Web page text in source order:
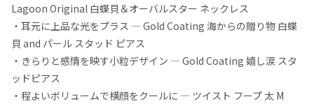
Lagoon Original 白蝶貝＆オーバルスター ネックレス
・耳元に上品な光をプラス — Gold Coating 海からの贈り物 白蝶
貝 and パール スタッド ピアス
・きらりと感情を映す小粒デザイン — Gold Coating 嬉し涙 スタ
ッドピアス
・程よいボリュームで横顔をクールに — ツイスト フープ 太 M